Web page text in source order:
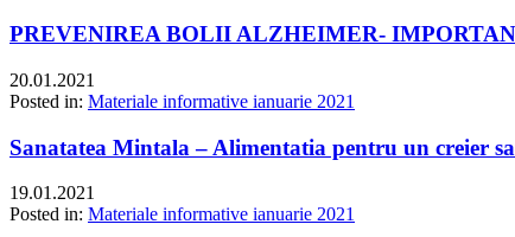
PREVENIREA BOLII ALZHEIMER-
20.01.2021
Posted in: Materiale informative ianuarie 2021
Sanatatea Mintala – Alimentatia pentru un creier
19.01.2021
Posted in: Materiale informative ianuarie 2021